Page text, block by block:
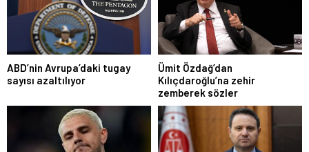
ABD’nin Avrupa’daki tugay
sayısı azaltılıyor
Ümit Özdağ’dan
Kılıçdaroğlu’na zehir
zemberek sözler